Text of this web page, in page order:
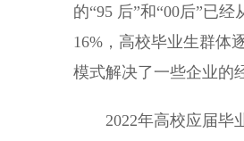
的“95 后”和“00后”已
16%，高校毕业生群体
模式解决了一些企业的
2022年高校应届毕业